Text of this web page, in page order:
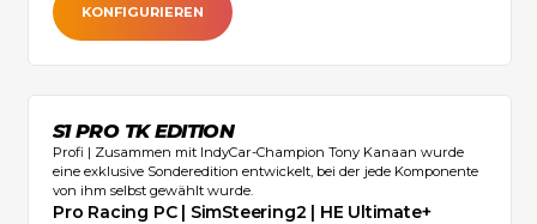
KONFIGURIEREN
S1 PRO TK EDITION
Profi | Zusammen mit IndyCar-Champion Tony Kanaan wurde
eine exklusive Sonderedition entwickelt, bei der jede Komponente
von ihm selbst gewählt wurde.‍
Pro Racing PC | SimSteering2 | HE Ultimate+